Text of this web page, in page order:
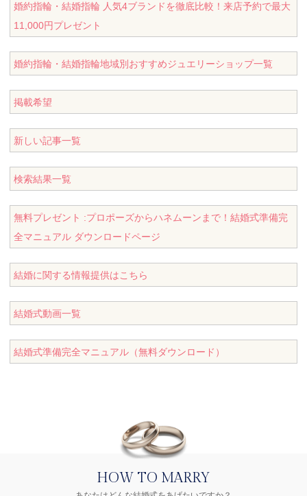
婚約指輪・結婚指輪 人気4ブランドを徹底比較！来店予約で最大
11,000円プレゼント
婚約指輪・結婚指輪地域別おすすめジュエリーショップ一覧
掲載希望
新しい記事一覧
検索結果一覧
無料プレゼント :プロポーズからハネムーンまで！結婚式準備完
全マニュアル ダウンロードページ
結婚に関する情報提供はこちら
結婚式動画一覧
結婚式準備完全マニュアル（無料ダウンロード）
HOW TO MARRY